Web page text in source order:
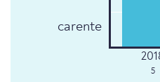
carente
5